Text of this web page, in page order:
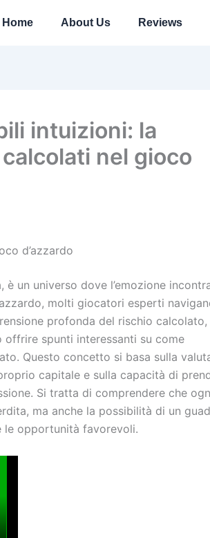
Home About Us Reviews
intuizioni: la
nel gioco
d’azzardo
è un universo dove l’emozione
molti giocatori esperti
profonda del rischio calcolato,
offrire spunti interessanti su come
Questo concetto si basa sulla
capitale e sulla capacità di
Si tratta di comprendere che
ma anche la possibilità di un
le opportunità favorevoli.